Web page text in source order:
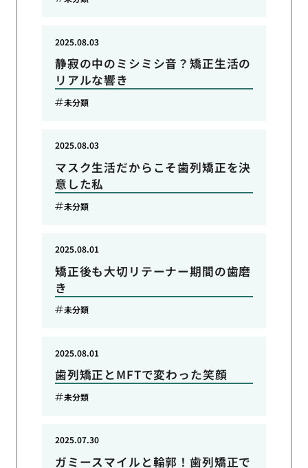
静寂の中のミシミシ音？矯正生活の
リアルな響き
2025.08.03
未分類
マスク生活だからこそ歯列矯正を決
意した私
2025.08.03
未分類
矯正後も大切リテーナー期間の歯磨
き
2025.08.01
未分類
歯列矯正とMFTで変わった笑顔
2025.08.01
未分類
ガミースマイルと輪郭！歯列矯正で
2025.07.30